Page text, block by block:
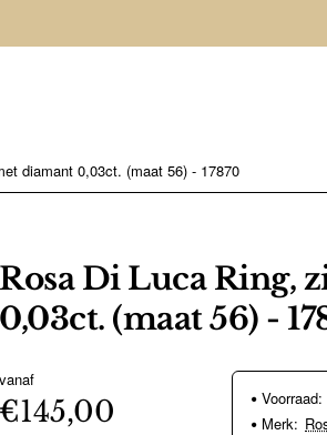
diamant 0,03ct. (maat 56) - 17870
Rosa Di Luca Ring,
0,03ct. (maat 56) -
vanaf
€145,00 Voorraad:
Merk: